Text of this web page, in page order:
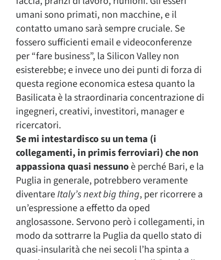
umani sono primati, non macchine, e il
contatto umano sarà sempre cruciale. Se
fossero sufficienti email e videoconferenze
per “fare business”, la Silicon Valley non
esisterebbe; e invece uno dei punti di forza di
questa regione economica estesa quanto la
Basilicata è la straordinaria concentrazione di
ingegneri, creativi, investitori, manager e
ricercatori.
Se mi intestardisco su un tema (i
collegamenti, in primis ferroviari) che non
appassiona quasi nessunoè perché Bari, e la
Puglia in generale, potrebbero veramente
diventareItaly’s next big thing, per ricorrere a
un’espressione a effetto da oped
anglosassone. Servono però i collegamenti, in
modo da sottrarre la Puglia da quello stato di
quasi-insularità che nei secoli l’ha spinta a